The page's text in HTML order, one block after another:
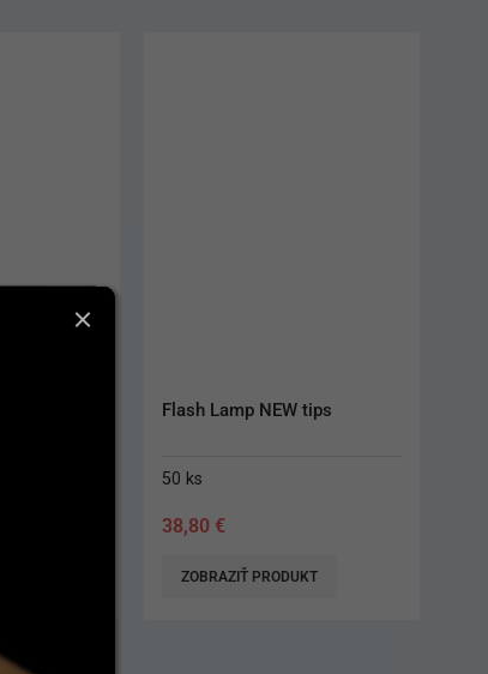
Flash Lamp NEW tips
50 ks
38,80 €
ZOBRAZIŤ PRODUKT